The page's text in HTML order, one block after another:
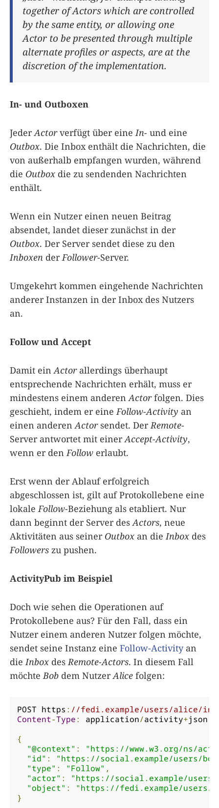
together of Actors which are controlled
by the same entity, or allowing one
Actor to be presented through multiple
alternate profiles or aspects, are at the
discretion of the implementation.
In- und Outboxen
JederActorverfügt über eine In- und eine
Outbox. Die Inbox enthält die Nachrichten, die
von außerhalb empfangen wurden, während
die Outbox die zu sendenden Nachrichten
enthält.
Wenn ein Nutzer einen neuen Beitrag
absendet, landet dieser zunächst in der
Outbox. Der Server sendet diese zu den
Inboxen der Follower-Server.
Umgekehrt kommen eingehende Nachrichten
anderer Instanzen in der Inbox des Nutzers
an.
Follow und Accept
Damit ein Actorallerdings überhaupt
entsprechende Nachrichten erhält, muss er
mindestens einem anderen Actorfolgen. Dies
geschieht, indem er eine Follow-Activity an
einen anderen Actorsendet. Der Remote-
Server antwortet mit einerAccept-Activity,
wenn er den Follow erlaubt.
Erst wenn der Ablauf erfolgreich
abgeschlossen ist, gilt auf Protokollebene eine
lokale Follow-Beziehung als etabliert. Nur
dann beginnt der Server des Actors, neue
Aktivitäten aus seiner Outbox an die Inbox des
Followers zu pushen.
ActivityPub im Beispiel
Doch wie sehen die Operationen auf
Protokollebene aus? Für den Fall, dass ein
Nutzer einem anderen Nutzer folgen möchte,
sendet seine Instanz eine Follow-Activity an
die Inbox des Remote-Actors. In diesem Fall
möchte Bob dem NutzerAlice folgen:
POST https : //fedi.example/users/alice/
Content-Type: application/activity+json
{
"@context" :
"https://www.w3.org/ns/
"id" :
"https://social.example/users/
"type" : "Follow" ,
"actor" :
"https://social.example/users/
"object" :
"https://fedi.example/users/
}